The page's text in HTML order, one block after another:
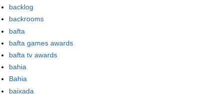
backlog
backrooms
bafta
bafta games awards
bafta tv awards
bahia
Bahia
baixada